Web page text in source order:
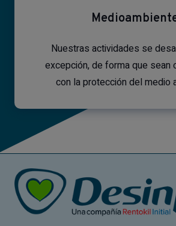
Nuestras actividades se
excepción, de forma que sean
con la protección del medio